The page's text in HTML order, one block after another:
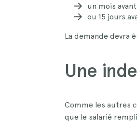
un mois
ou 15 jours
La demande devra
Une
Comme les autres
que le salarié